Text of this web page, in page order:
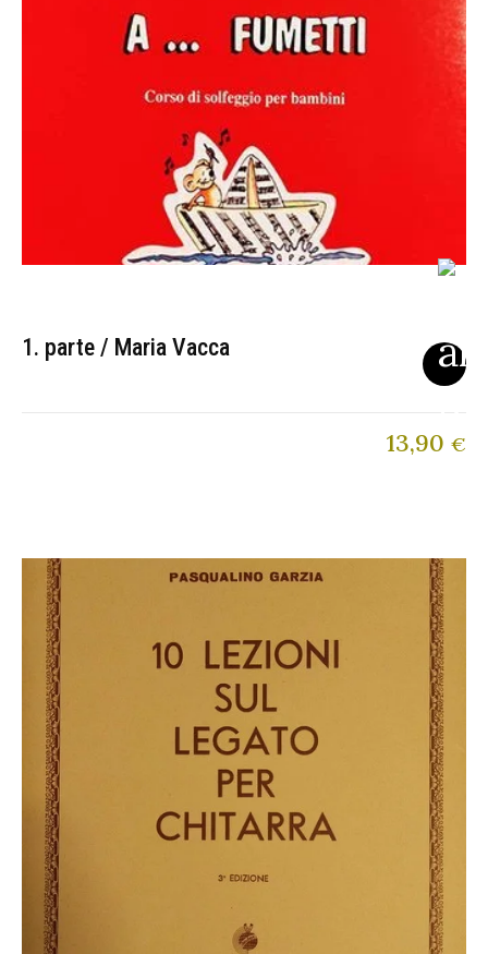
1. parte / Maria Vacca
13,90 €